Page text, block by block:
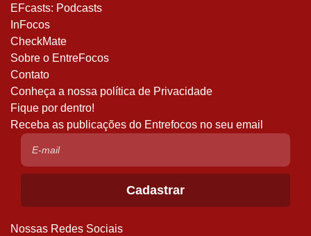
EFcasts: Podcasts
InFocos
CheckMate
Sobre o EntreFocos
Contato
Conheça a nossa política de Privacidade
Fique por dentro!
Receba as publicações do Entrefocos no seu email
Nossas Redes Sociais